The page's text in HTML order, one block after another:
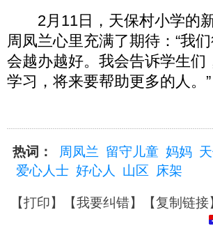
2月11日，天保村小学的新
周凤兰心里充满了期待：“我
会越办越好。我会告诉学生
学习，将来要帮助更多的人。”
热词： 周凤兰 留守儿童 妈妈
爱心人士 好心人 山区 床架
【打印】【我要纠错】【复制链接